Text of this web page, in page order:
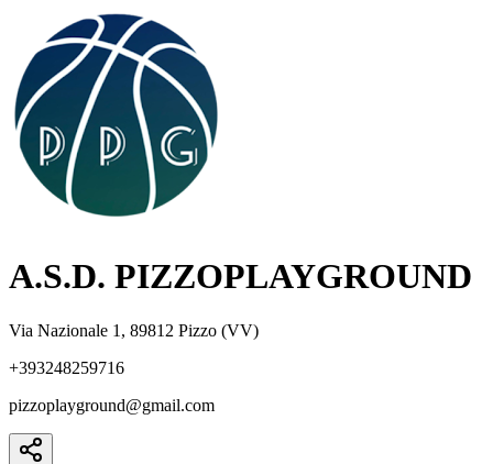
A.S.D. PIZZOPLAYGROUND
Via Nazionale 1, 89812 Pizzo (VV)
+393248259716
pizzoplayground@gmail.com